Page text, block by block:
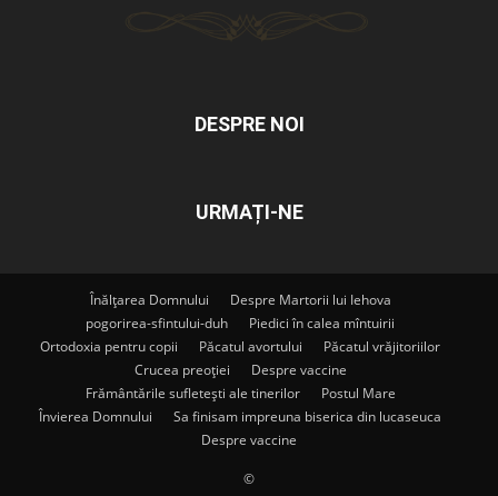
DESPRE NOI
URMAȚI-NE
Înălțarea Domnului
Despre Martorii lui Iehova
pogorirea-sfintului-duh
Piedici în calea mîntuirii
Ortodoxia pentru copii
Păcatul avortului
Păcatul vrăjitoriilor
Crucea preoției
Despre vaccine
Frământările sufletești ale tinerilor
Postul Mare
Învierea Domnului
Sa finisam impreuna biserica din lucaseuca
Despre vaccine
©